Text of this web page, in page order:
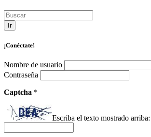
Ir
¡Conéctate!
Nombre de usuario
Contraseña
Captcha *
Escriba el texto mostrado arriba: